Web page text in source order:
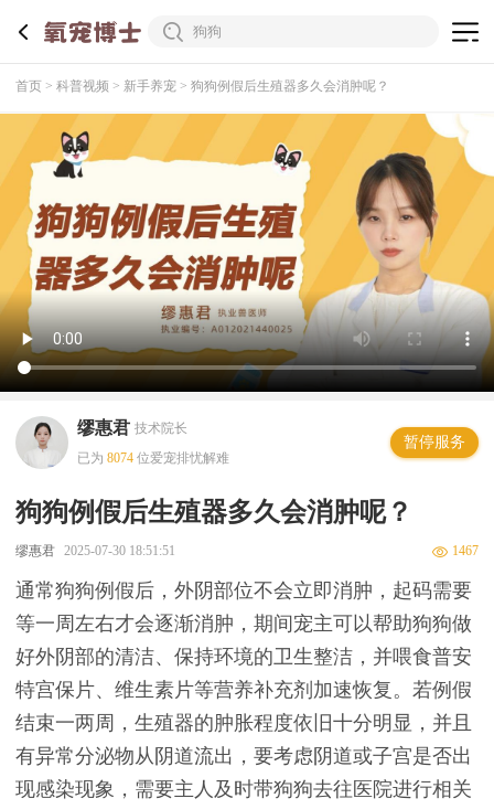
首页 科普视频 新手养宠 狗狗例假后生殖器多久会消肿呢？
缪惠君 技术院长
已为 8074 位爱宠排忧解难
暂停服务
狗狗例假后生殖器多久会消肿呢？
缪惠君 2025-07-30 18:51:51 1467
通常狗狗例假后，外阴部位不会立即消肿，起码需要
等一周左右才会逐渐消肿，期间宠主可以帮助狗狗做
好外阴部的清洁、保持环境的卫生整洁，并喂食普安
特宫保片、维生素片等营养补充剂加速恢复。若例假
结束一两周，生殖器的肿胀程度依旧十分明显，并且
有异常分泌物从阴道流出，要考虑阴道或子宫是否出
现感染现象，需要主人及时带狗狗去往医院进行相关